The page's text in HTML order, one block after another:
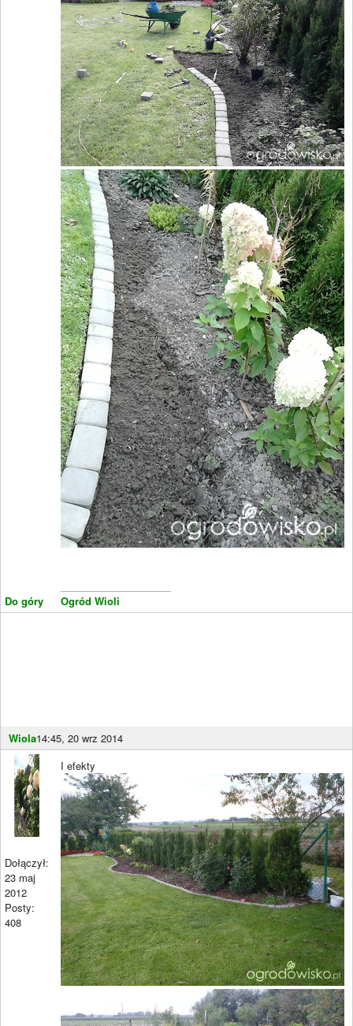
Do góry
Ogród Wioli
Wiola14:45, 20 wrz 2014
Dołączył:
23 maj
2012
Posty:
408
I efekty